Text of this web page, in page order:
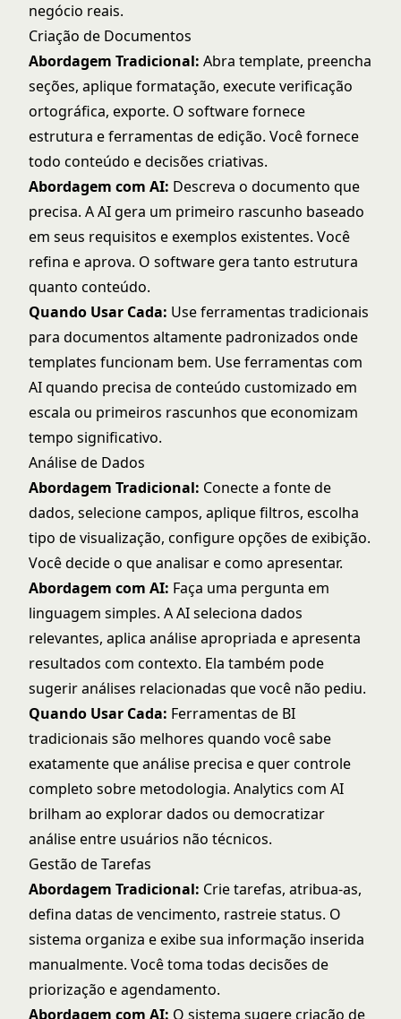
negócio reais.
Criação de Documentos
Abordagem Tradicional: Abra template, preencha
seções, aplique formatação, execute verificação
ortográfica, exporte. O software fornece
estrutura e ferramentas de edição. Você fornece
todo conteúdo e decisões criativas.
Abordagem com AI: Descreva o documento que
precisa. A AI gera um primeiro rascunho baseado
em seus requisitos e exemplos existentes. Você
refina e aprova. O software gera tanto estrutura
quanto conteúdo.
Quando Usar Cada: Use ferramentas tradicionais
para documentos altamente padronizados onde
templates funcionam bem. Use ferramentas com
AI quando precisa de conteúdo customizado em
escala ou primeiros rascunhos que economizam
tempo significativo.
Análise de Dados
Abordagem Tradicional: Conecte a fonte de
dados, selecione campos, aplique filtros, escolha
tipo de visualização, configure opções de exibição.
Você decide o que analisar e como apresentar.
Abordagem com AI: Faça uma pergunta em
linguagem simples. A AI seleciona dados
relevantes, aplica análise apropriada e apresenta
resultados com contexto. Ela também pode
sugerir análises relacionadas que você não pediu.
Quando Usar Cada: Ferramentas de BI
tradicionais são melhores quando você sabe
exatamente que análise precisa e quer controle
completo sobre metodologia. Analytics com AI
brilham ao explorar dados ou democratizar
análise entre usuários não técnicos.
Gestão de Tarefas
Abordagem Tradicional: Crie tarefas, atribua-as,
defina datas de vencimento, rastreie status. O
sistema organiza e exibe sua informação inserida
manualmente. Você toma todas decisões de
priorização e agendamento.
Abordagem com AI: O sistema sugere criação de